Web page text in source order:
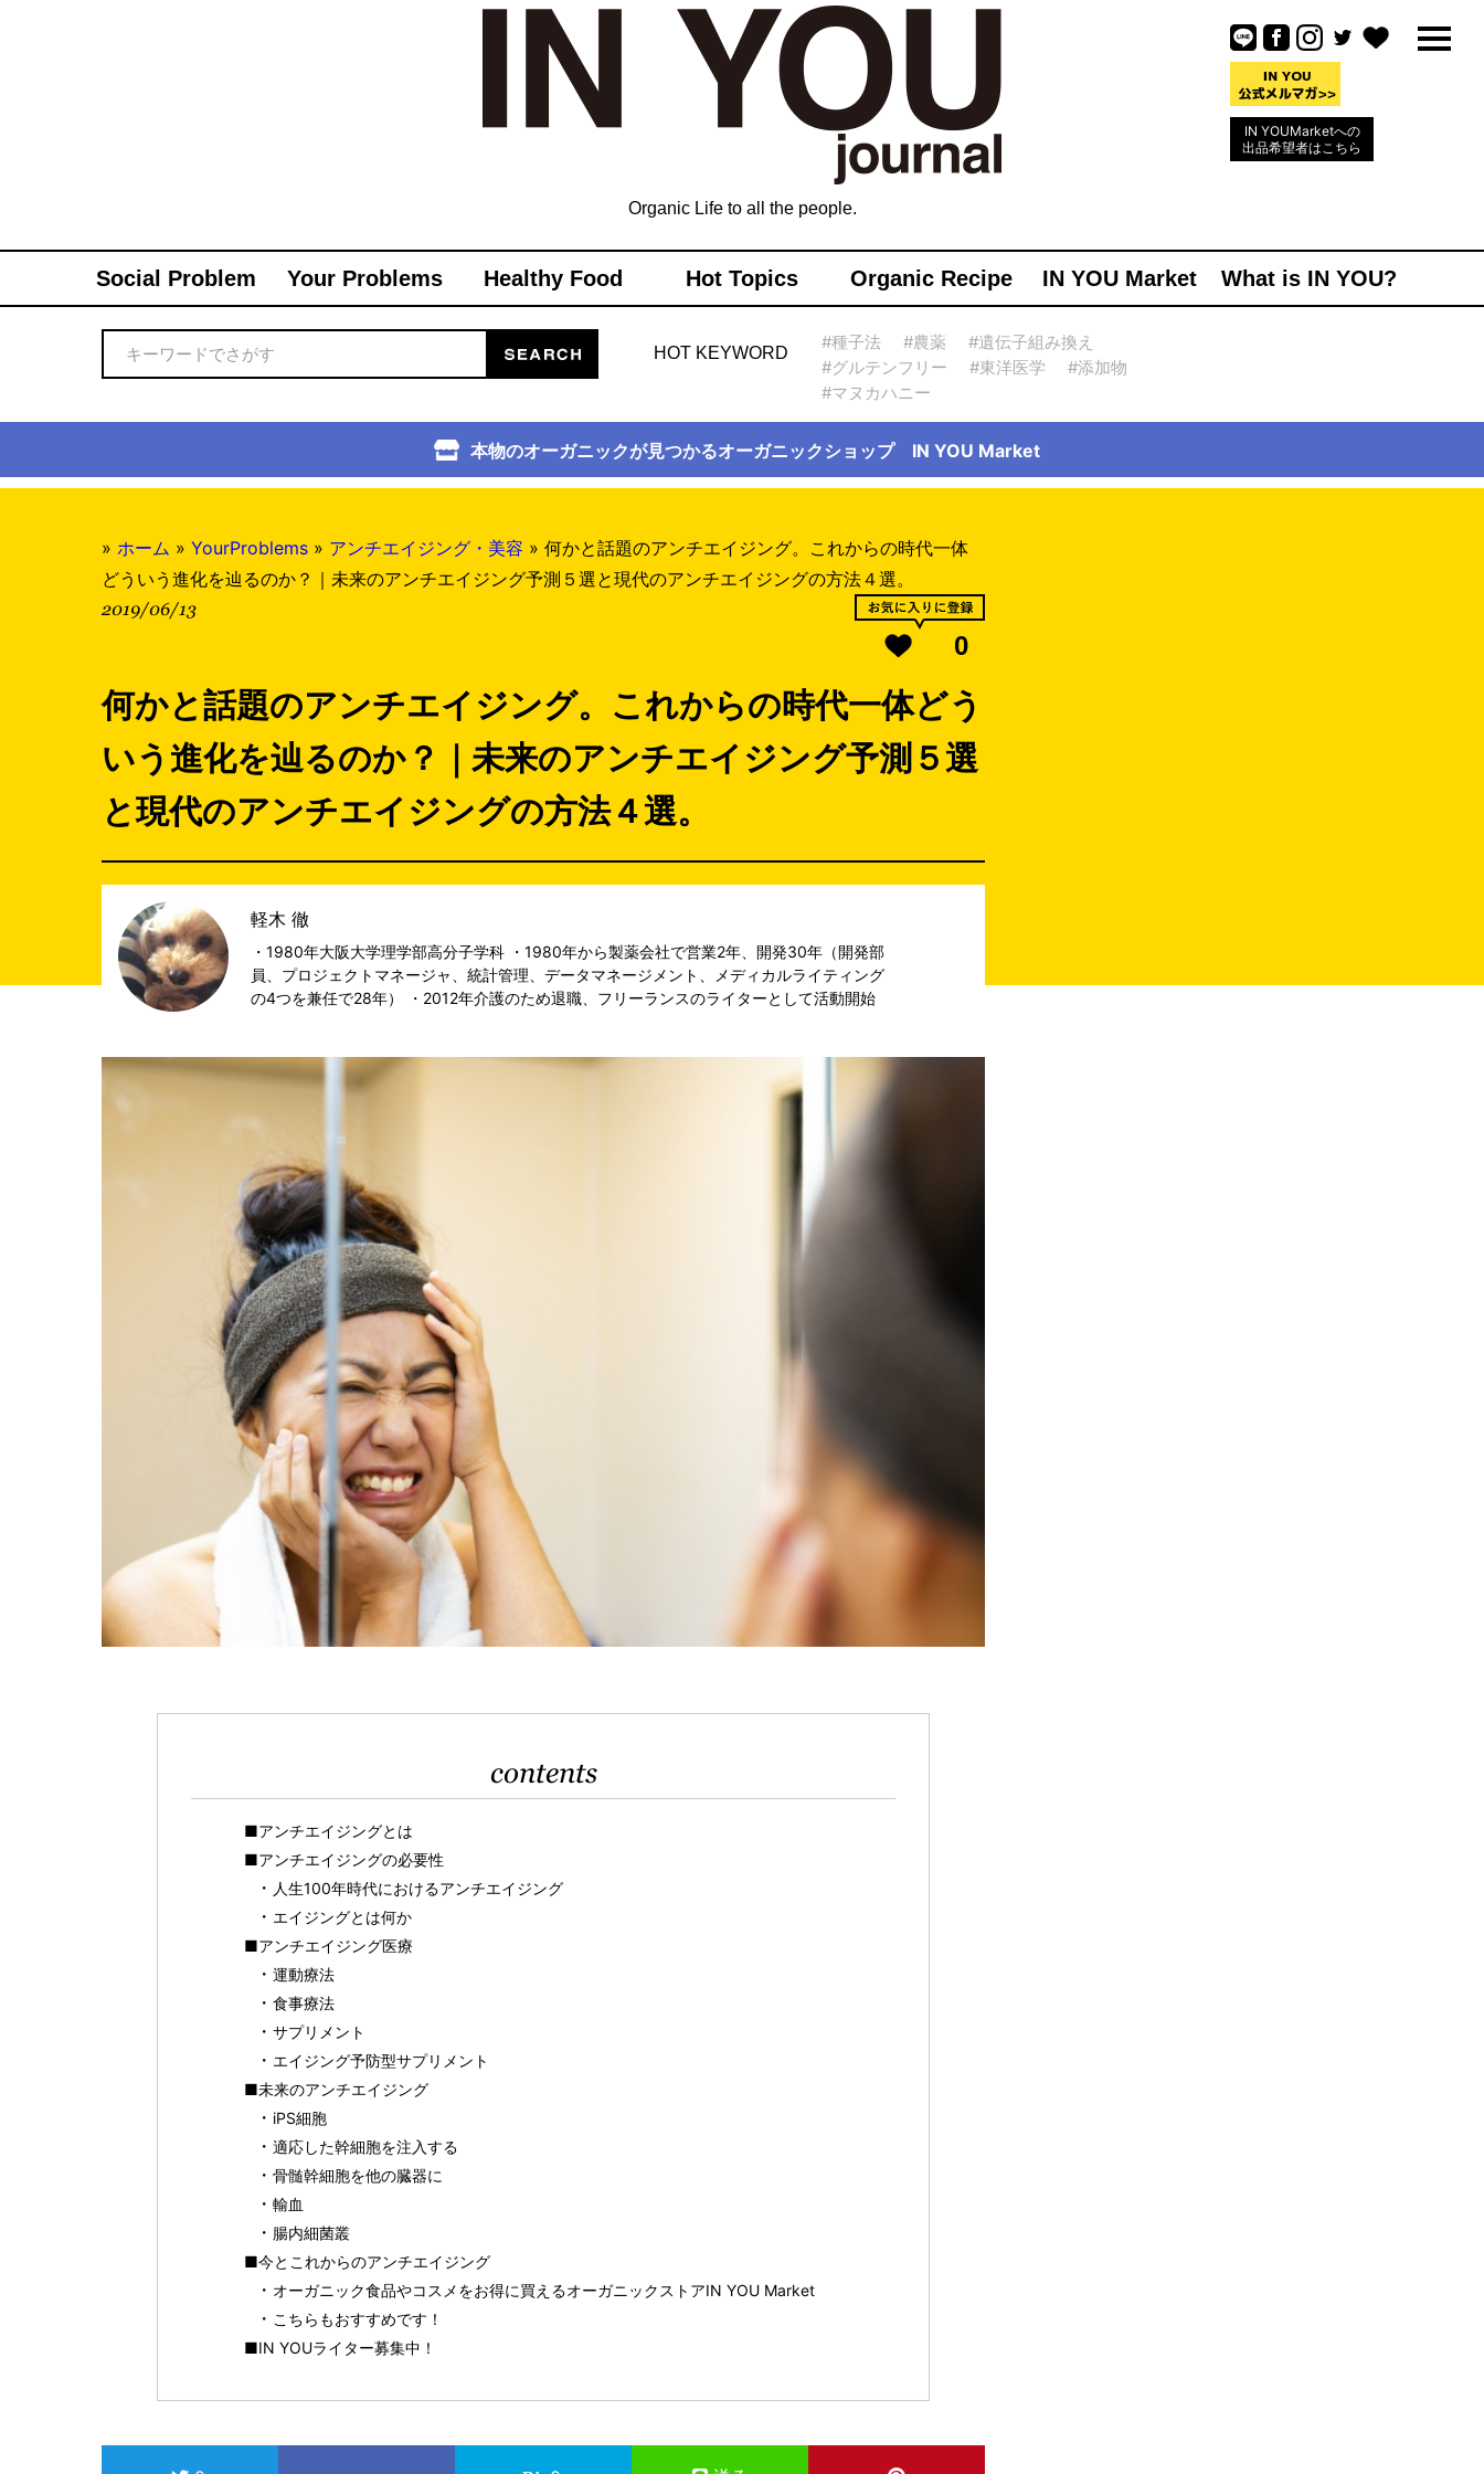
IN YOUMarketへの
出品希望者はこちら
Organic Life to all the people.
Social Problem Your Problems Healthy Food Hot Topics Organic Recipe IN YOU Market What is IN YOU?
HOT KEYWORD
#種子法 #農薬
#遺伝子組み換え
#グルテンフリー
#東洋医学
#添加物
#マヌカハニー
本物のオーガニックが見つかるオーガニックショップ IN YOU Market
» ホーム » YourProblems » アンチエイジング・美容 » 何かと話題のアンチエイジング。これからの時代一体
どういう進化を辿るのか？｜未来のアンチエイジング予測５選と現代のアンチエイジングの方法４選。
2019/06/13
0
何かと話題のアンチエイジング。これからの時代一体どう
いう進化を辿るのか？｜未来のアンチエイジング予測５選
と現代のアンチエイジングの方法４選。
軽木 徹
・1980年大阪大学理学部高分子学科 ・1980年から製薬会社で営業2年、開発30年（開発部
員、プロジェクトマネージャ、統計管理、データマネージメント、メディカルライティング
の4つを兼任で28年） ・2012年介護のため退職、フリーランスのライターとして活動開始
contents
■アンチエイジングとは
■アンチエイジングの必要性
人生100年時代におけるアンチエイジング
エイジングとは何か
■アンチエイジング医療
運動療法
食事療法
サプリメント
エイジング予防型サプリメント
■未来のアンチエイジング
iPS細胞
適応した幹細胞を注入する
骨髄幹細胞を他の臓器に
輸血
腸内細菌叢
■今とこれからのアンチエイジング
オーガニック食品やコスメをお得に買えるオーガニックストアIN YOU Market
こちらもおすすめです！
■IN YOUライター募集中！